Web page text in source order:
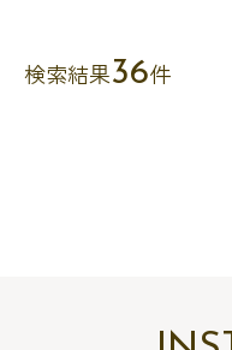
検索結果36件